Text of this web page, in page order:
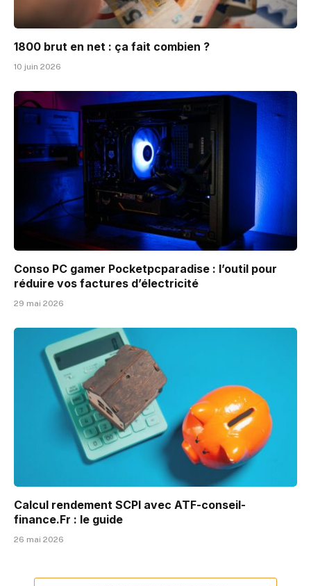
1800 brut en net : ça fait combien ?
10 juin 2026
Conso PC gamer Pocketpcparadise : l’outil pour
réduire vos factures d’électricité
29 mai 2026
Calcul rendement SCPI avec ATF-conseil-
finance.Fr : le guide
26 mai 2026